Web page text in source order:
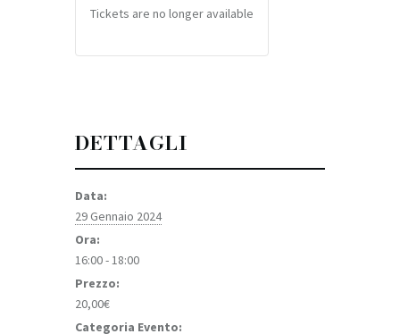
DETTAGLI
Data:
29 Gennaio 2024
Ora:
16:00 - 18:00
Prezzo:
20,00€
Categoria Evento:
Tickets are no longer available